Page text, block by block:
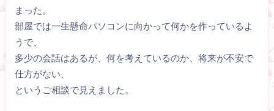
まった。
部屋では一生懸命パソコンに向かって何かを作っているよ
うで、
多少の会話はあるが、何を考えているのか、将来が不安で
仕方がない、
というご相談で見えました。